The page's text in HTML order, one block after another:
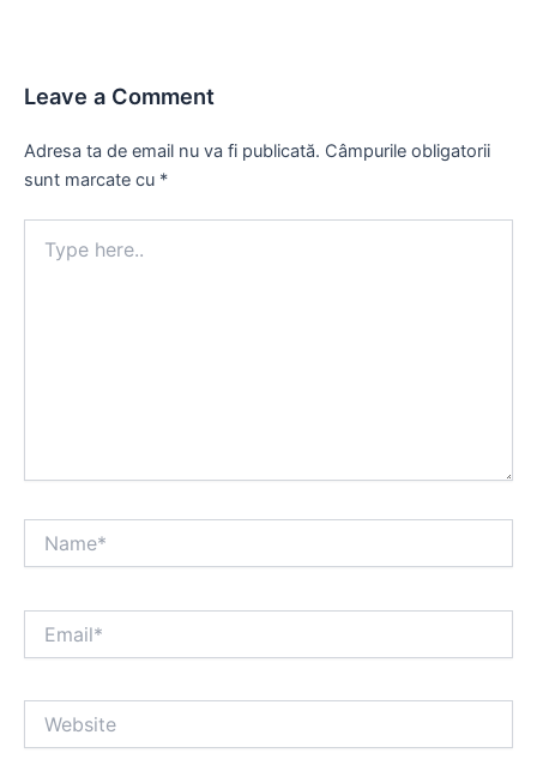
Leave a Comment
Adresa ta de email nu va fi publicată. Câmpurile obligatorii
sunt marcate cu *
here..